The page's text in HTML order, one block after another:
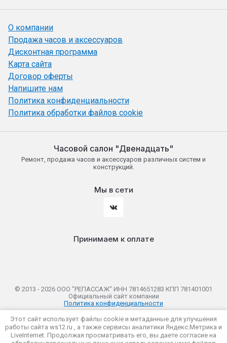
Этот сайт использует файлы cookie и метаданные для улучшения
работы сайта ws12.ru , а также сервисы аналитики Яндекс.Метрика и
LiveInternet. Продолжая просматривать его, вы даете согласие на
О компании
Продажа часов и аксессуаров
Дисконтная программа
Карта сайта
Договор оферты
Напишите нам
Политика конфиденциальности
Политика обработки файлов cookie
Часовой салон "Двенадцать"
Ремонт, продажа часов и аксессуаров различных систем и
конструкций.
Мы в сети
Принимаем к оплате
© 2013 - 2026 ООО "РЕПАССАЖ" ИНН 7814651283 КПП 781401001
Официальный сайт компании
Политика конфиденциальности